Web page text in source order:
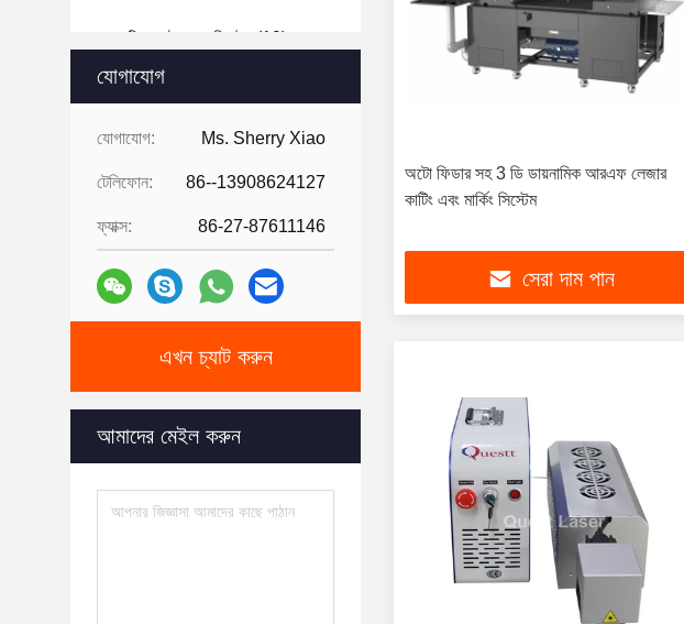
রোবোটিক অটোমেশন সিস্টেম (19)
চ্যানেল লেটার নমন মেশিন
লেজার ট্রিমিং মেশিন(8)
যোগাযোগ
যোগাযোগ: Ms. Sherry Xiao
টেলিফোন: 86--13908624127
ফ্যাক্স: 86-27-87611146
এখন চ্যাট করুন
আমাদের মেইল করুন
অটো ফিডার সহ 3 ডি ডায়নামিক আরএফ লেজার
কাটিং এবং মার্কিং সিস্টেম
সেরা দাম পান